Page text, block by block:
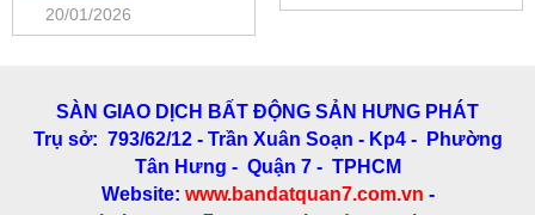
20/01/2026
SÀN GIAO DỊCH BẤT ĐỘNG SẢN HƯNG PHÁT
Trụ sở: 793/62/12 - Trần Xuân Soạn - Kp4 - Phường
Tân Hưng - Quận 7 - TPHCM
Website: www.bandatquan7.com.vn -